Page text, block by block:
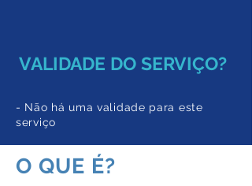
VALIDADE DO SERVIÇO?
- Não há uma validade para este
serviço
O QUE É?